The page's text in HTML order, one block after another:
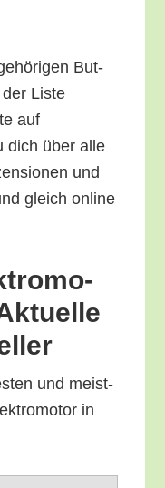
But­
Lis­te
auf
dich über alle
und
gleich online
und meist­
in